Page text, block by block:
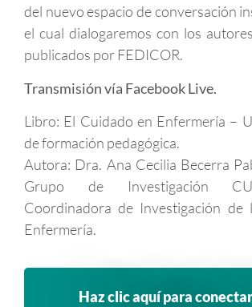
del nuevo espacio de conversación
el cual dialogaremos con los
publicados por FEDICOR.
Transmisión vía Facebook Live.
Libro: El Cuidado en Enfermería –
de formación pedagógica.
Autora: Dra. Ana Cecilia Becerra
Grupo de Investigación
Coordinadora de Investigación de
Enfermería.
Haz clic aquí para